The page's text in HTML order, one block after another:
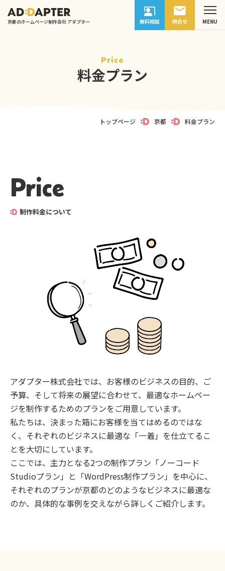
京都のホームページ制作会社 アダプター 無料相談 問合せ
Price
料金プラン
トップページ 京都 料金プラン
Price
制作料金について
アダプター株式会社では、お客様のビジネスの目的、ご
予算、そして将来の展望に合わせて、最適なホームペー
ジを制作するためのプランをご用意しています。
私たちは、決まった箱にお客様を当てはめるのではな
く、それぞれのビジネスに最適な「一着」を仕立てるこ
とを大切にしています。
ここでは、主力となる2つの制作プラン「ノーコード
Studioプラン」と「WordPress制作プラン」を中心に、
それぞれのプランが京都のどのようなビジネスに最適な
のか、具体的な事例を交えながら詳しくご紹介します。